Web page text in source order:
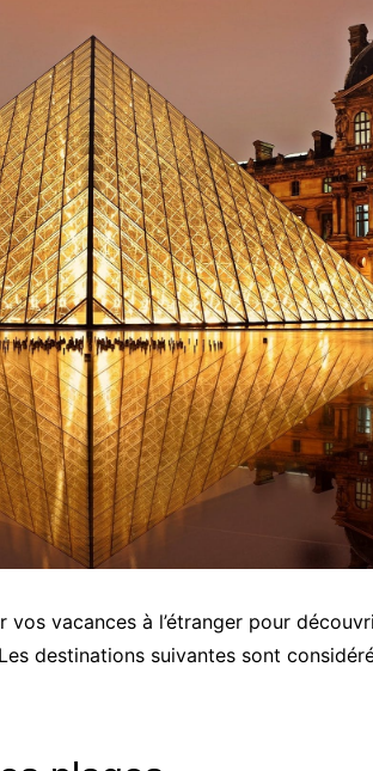
vos vacances à l’étranger pour
destinations suivantes sont